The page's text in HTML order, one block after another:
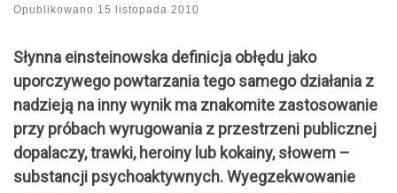
Opublikowano 15 listopada 2010
Słynna einsteinowska definicja obłędu jako
uporczywego powtarzania tego samego działania z
nadzieją na inny wynik ma znakomite zastosowanie
przy próbach wyrugowania z przestrzeni publicznej
dopalaczy, trawki, heroiny lub kokainy, słowem –
substancji psychoaktywnych. Wyegzekwowanie